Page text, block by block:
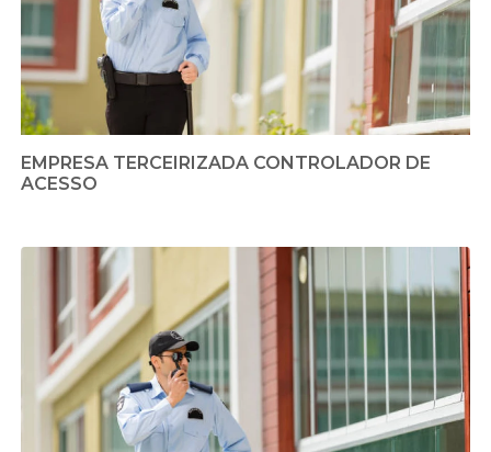
EMPRESA TERCEIRIZADA CONTROLADOR DE
ACESSO